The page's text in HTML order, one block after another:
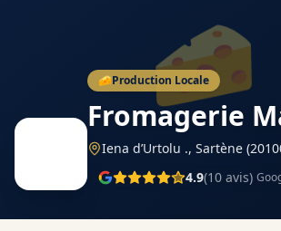
🧀
🧀Production Locale
Fromagerie
Iena d’Urtolu ., Sartène
4.9(10 avis)